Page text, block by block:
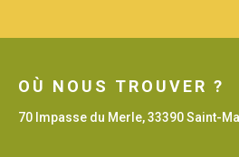
CMonAlternance
OÙ NOUS TROUVER ?
70 Impasse du Merle, 33390 Saint-